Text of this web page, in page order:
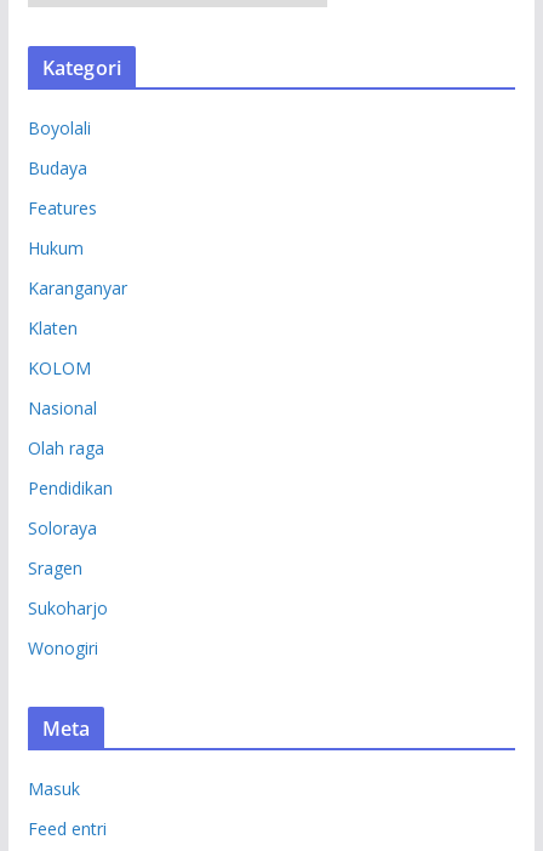
R
S
Kategori
Boyolali
Budaya
Features
Hukum
Karanganyar
Klaten
KOLOM
Nasional
Olah raga
Pendidikan
Soloraya
Sragen
Sukoharjo
Wonogiri
Meta
Masuk
Feed entri